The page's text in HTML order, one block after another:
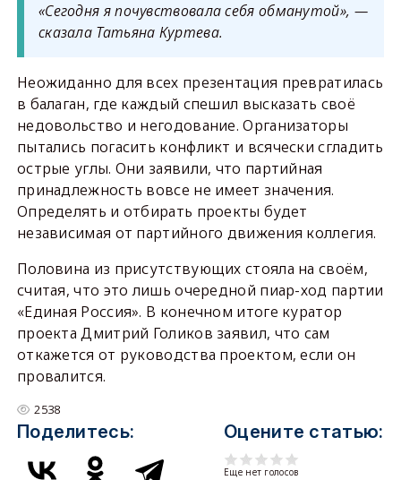
«Сегодня я почувствовала себя обманутой», —
сказала Татьяна Куртева.
Неожиданно для всех презентация превратилась
в балаган, где каждый спешил высказать своё
недовольство и негодование. Организаторы
пытались погасить конфликт и всячески сгладить
острые углы. Они заявили, что партийная
принадлежность вовсе не имеет значения.
Определять и отбирать проекты будет
независимая от партийного движения коллегия.
Половина из присутствующих стояла на своём,
считая, что это лишь очередной пиар-ход партии
«Единая Россия». В конечном итоге куратор
проекта Дмитрий Голиков заявил, что сам
откажется от руководства проектом, если он
провалится.
2538
Поделитесь: Оцените статью:
Еще нет голосов